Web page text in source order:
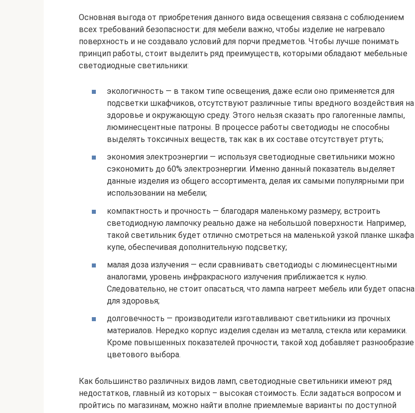
Основная выгода от приобретения данного вида освещения связана с соблюдением
всех требований безопасности: для мебели важно, чтобы изделие не нагревало
поверхность и не создавало условий для порчи предметов. Чтобы лучше понимать
принцип работы, стоит выделить ряд преимуществ, которыми обладают мебельные
светодиодные светильники:
экологичность — в таком типе освещения, даже если оно применяется для
подсветки шкафчиков, отсутствуют различные типы вредного воздействия на
здоровье и окружающую среду. Этого нельзя сказать про галогенные лампы,
люминесцентные патроны. В процессе работы светодиоды не способны
выделять токсичных веществ, так как в их составе отсутствует ртуть;
экономия электроэнергии — используя светодиодные светильники можно
сэкономить до 60% электроэнергии. Именно данный показатель выделяет
данные изделия из общего ассортимента, делая их самыми популярными при
использовании на мебели;
компактность и прочность — благодаря маленькому размеру, встроить
светодиодную лампочку реально даже на небольшой поверхности. Например,
такой светильник будет отлично смотреться на маленькой узкой планке шкафа
купе, обеспечивая дополнительную подсветку;
малая доза излучения — если сравнивать светодиоды с люминесцентными
аналогами, уровень инфракрасного излучения приближается к нулю.
Следовательно, не стоит опасаться, что лампа нагреет мебель или будет опасна
для здоровья;
долговечность — производители изготавливают светильники из прочных
материалов. Нередко корпус изделия сделан из металла, стекла или керамики.
Кроме повышенных показателей прочности, такой ход добавляет разнообразие
цветового выбора.
Как большинство различных видов ламп, светодиодные светильники имеют ряд
недостатков, главный из которых – высокая стоимость. Если задаться вопросом и
пройтись по магазинам, можно найти вполне приемлемые варианты по доступной